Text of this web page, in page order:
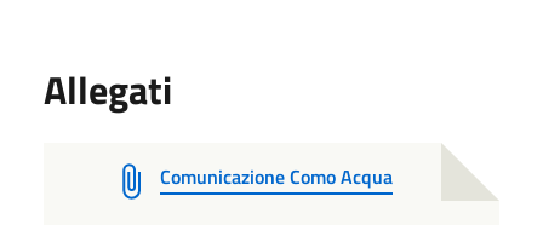
Allegati
Comunicazione Como Acqua